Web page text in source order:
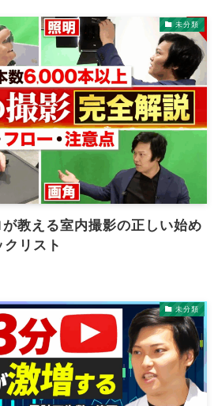
未分類
が教える室内撮影の正しい始め
リスト
未分類